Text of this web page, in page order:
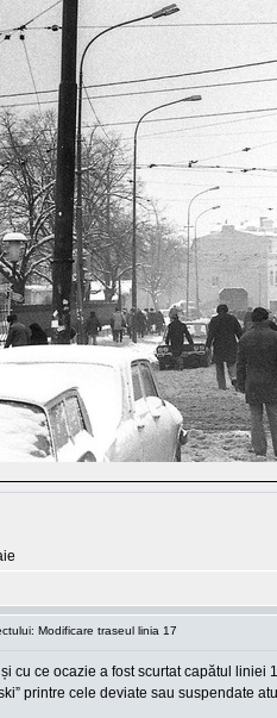
Modificare traseul linia 17
cu ce ocazie a fost scurtat capătul
printre cele deviate sau suspendate